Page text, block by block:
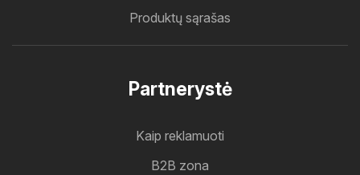
Produktų sąrašas
Partnerystė
Kaip reklamuoti
B2B zona